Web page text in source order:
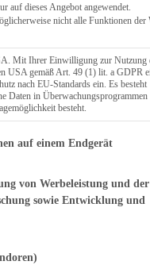
Suche
auf dieses Angebot angewendet.
nicht alle Funktionen der
Mit Ihrer Einwilligung zur Nutzung
USA gemäß Art. 49 (1) lit. a GDPR
nach EU-Standards ein. Es besteht
Daten in Überwachungsprogrammen
besteht.
Transparency and
auf einem Endgerät
von Werbeleistung und der
sowie Entwicklung und